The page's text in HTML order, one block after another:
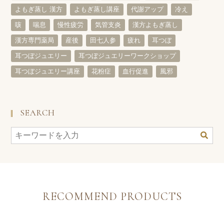
よもぎ蒸し 漢方 よもぎ蒸し講座 代謝アップ 冷え
咳 喘息 慢性疲労 気管支炎 漢方よもぎ蒸し
漢方専門薬局 産後 田七人参 疲れ 耳つぼ
耳つぼジュエリー 耳つぼジュエリーワークショップ
耳つぼジュエリー講座 花粉症 血行促進 風邪
SEARCH
RECOMMEND PRODUCTS